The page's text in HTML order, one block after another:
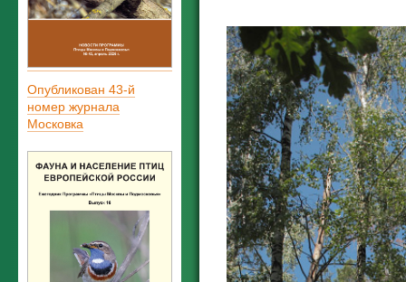
Опубликован 43-й
номер журнала
Московка